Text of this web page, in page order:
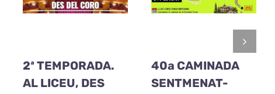
2ª TEMPORADA.
AL LICEU, DES
40a CAMINADA
SENTMENAT-